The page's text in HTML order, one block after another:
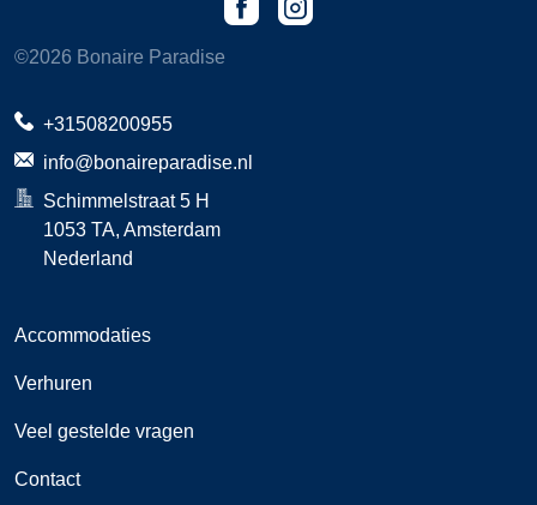
©2026 Bonaire Paradise
+31508200955
info@bonaireparadise.nl
Schimmelstraat 5 H
1053 TA, Amsterdam
Nederland
Accommodaties
Verhuren
Veel gestelde vragen
Contact